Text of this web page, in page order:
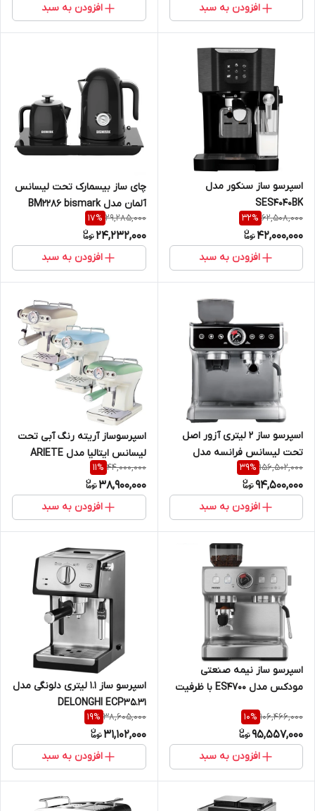
افزودن به سبد افزودن به سبد
اسپرسو ساز سنکور مدل
SES4040BK
62,508,000
32%
42,000,000
افزودن به سبد
چای ساز بیسمارک تحت لیسانس
آلمان مدل BM2286 bismark
29,285,000
17%
24,232,000
افزودن به سبد
اسپرسو ساز 2 لیتری آزور اصل
تحت لیسانس فرانسه مدل
AZUR AZ-668EM
156,502,000
39%
94,500,000
افزودن به سبد
اسپرسوساز آریته رنگ آبی تحت
لیسانس ایتالیا مدل ARIETE
1389/14
44,000,000
11%
38,900,000
افزودن به سبد
اسپرسو ساز نیمه صنعتی
مودکس مدل ES4700 با ظرفیت
106,466,000
10%
95,557,000
افزودن به سبد
اسپرسو ساز 1.1 لیتری دلونگی مدل
DELONGHI ECP35.31
38,605,000
19%
31,102,000
افزودن به سبد